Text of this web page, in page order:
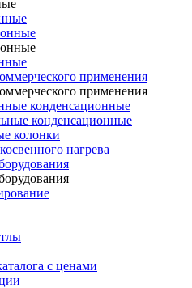
применения
применения
конденсационные
конденсационные
колонки
нагрева
с ценами